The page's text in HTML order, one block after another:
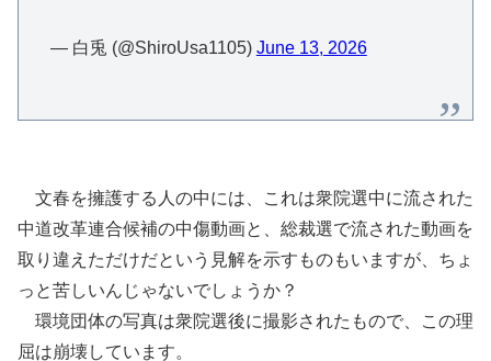
— 白兎 (@ShiroUsa1105) June 13, 2026
文春を擁護する人の中には、これは衆院選中に流された
中道改革連合候補の中傷動画と、総裁選で流された動画を
取り違えただけだという見解を示すものもいますが、ちょ
っと苦しいんじゃないでしょうか？
環境団体の写真は衆院選後に撮影されたもので、この理
屈は崩壊しています。